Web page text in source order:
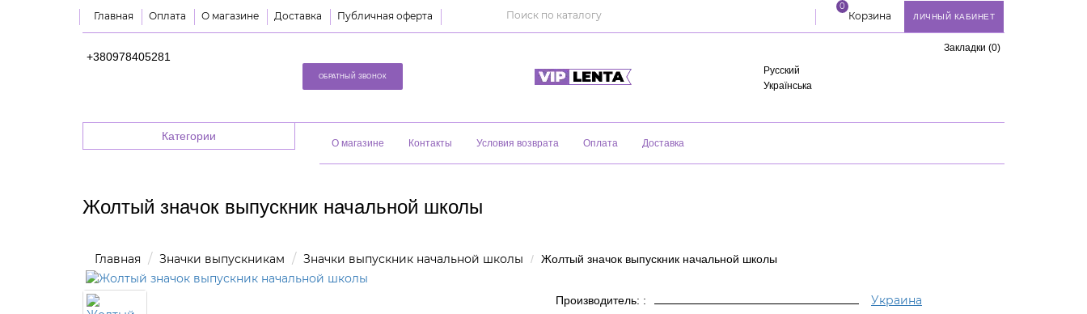
Главная Оплата О магазине Доставка Публичная оферта Корзина
0
ЛИЧНЫЙ КАБИНЕТ
+380978405281
ОБРАТНЫЙ ЗВОНОК
Русский
Українська
Закладки (0)
O магазине Контакты Условия возврата Оплата Доставка
Категории
Жолтый значок выпускник начальной школы
Главная Значки выпускникам Значки выпускник начальной школы Жолтый значок выпускник начальной школы
Производитель: : Украина